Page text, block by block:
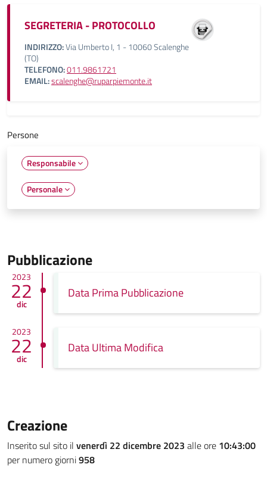
SEGRETERIA - PROTOCOLLO
INDIRIZZO:Via Umberto I, 1 - 10060 Scalenghe
(TO)
TELEFONO:011.9861721
EMAIL:scalenghe@ruparpiemonte.it
Persone
Responsabile
Personale
Pubblicazione
2023
22
dic
Data Prima Pubblicazione
2023
22
dic
Data Ultima Modifica
Creazione
Inserito sul sito il venerdì 22 dicembre 2023 alle ore 10:43:00
per numero giorni958